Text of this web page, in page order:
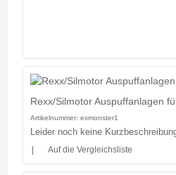
Rexx/Silmotor Auspuffanlagen
Artikelnummer: exmonster1
Leider noch keine
Auf die Vergleichsliste